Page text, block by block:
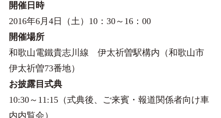
開催日時
2016年6月4日（土）10：30～16：00
開催場所
和歌山電鐵貴志川線 伊太祈曽駅構内（和歌山市
伊太祈曽73番地）
お披露目式典
10:30～11:15（式典後、ご来賓・報道関係者向け車
内内覧会）